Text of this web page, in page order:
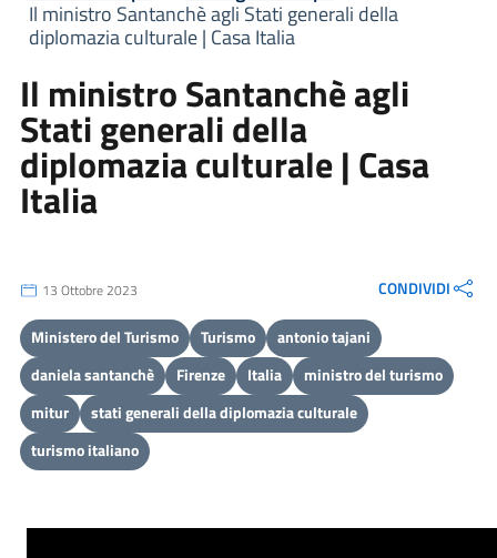
Il ministro Santanchè agli Stati generali della
diplomazia culturale | Casa Italia
Il ministro Santanchè agli
Stati generali della
diplomazia culturale | Casa
Italia
13 Ottobre 2023 CONDIVIDI
Ministero del Turismo Turismo
antonio tajani
daniela santanchè
Firenze Italia
ministro del turismo
mitur
stati generali della diplomazia culturale
turismo italiano